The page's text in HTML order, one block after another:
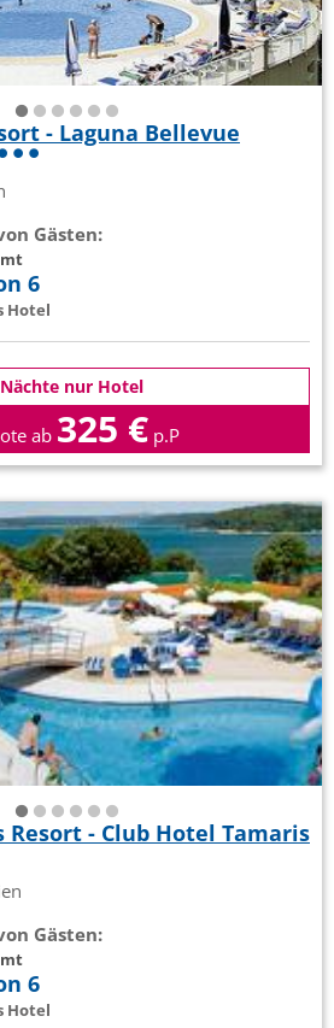
- Laguna Bellevue
Gästen:
6
Hotel
nur Hotel
ab 325 € p.P
- Club Hotel Tamaris
Gästen:
6
Hotel